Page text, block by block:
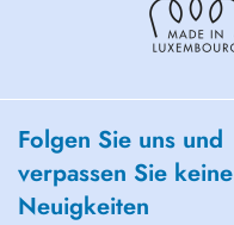
Folgen Sie uns und
verpassen Sie keine
Neuigkeiten